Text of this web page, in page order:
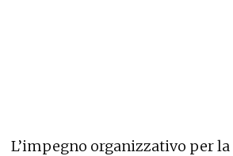
L’impegno organizzativo per